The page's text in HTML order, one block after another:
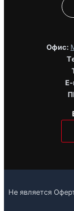
Офис:
Не является